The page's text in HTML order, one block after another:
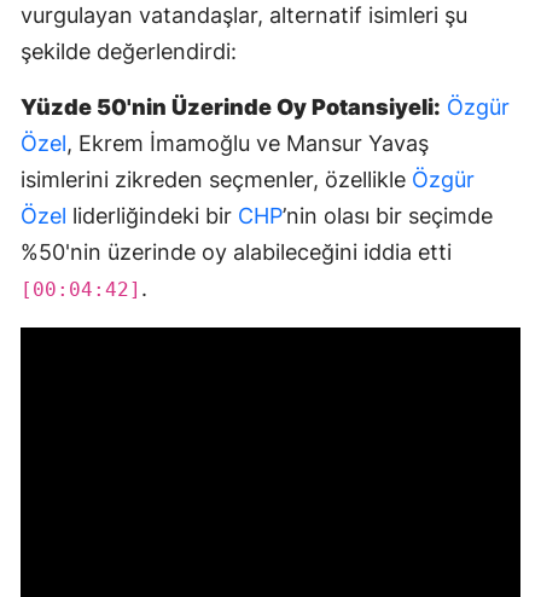
vurgulayan vatandaşlar, alternatif isimleri şu
şekilde değerlendirdi:
Yüzde 50'nin Üzerinde Oy Potansiyeli: Özgür
Özel, Ekrem İmamoğlu ve Mansur Yavaş
isimlerini zikreden seçmenler, özellikle Özgür
Özel liderliğindeki bir CHP’nin olası bir seçimde
%50'nin üzerinde oy alabileceğini iddia etti
[00:04:42] .